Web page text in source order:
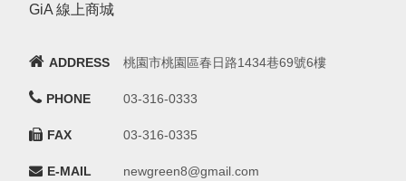
GiA 線上商城
ADDRESS 桃園市桃園區春日路1434巷69號6樓
PHONE 03-316-0333
FAX 03-316-0335
E-MAIL newgreen8@gmail.com